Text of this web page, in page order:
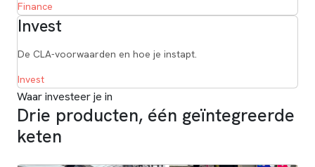
Finance
Invest
De CLA-voorwaarden en hoe je instapt.
Invest
Waar investeer je in
Drie producten, één geïntegreerde
keten